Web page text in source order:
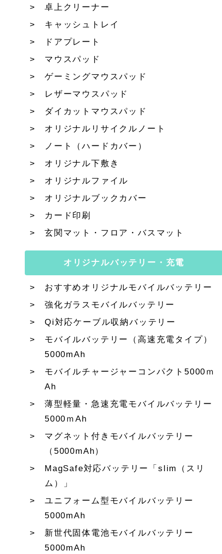
卓上クリーナー
キャッシュトレイ
ドアプレート
マウスパッド
ゲーミングマウスパッド
レザーマウスパッド
ダイカットマウスパッド
オリジナルリサイクルノート
ノート（ハードカバー）
オリジナル下敷き
オリジナルファイル
オリジナルブックカバー
カード印刷
玄関マット・フロア・バスマット
オリジナルバッテリー・充電
おすすめオリジナルモバイルバッテリー
強化ガラスモバイルバッテリー
Qi対応ケーブル収納バッテリー
モバイルバッテリー（高速充電タイプ）
5000mAh
モバイルチャージャーコンパクト5000ｍ
Ah
薄型軽量・急速充電モバイルバッテリー
5000ｍAh
マグネット付きモバイルバッテリー
（5000mAh）
MagSafe対応バッテリー「slim（スリ
ム）」
ユニフォーム型モバイルバッテリー
5000mAh
新世代固体電池モバイルバッテリー
5000mAh